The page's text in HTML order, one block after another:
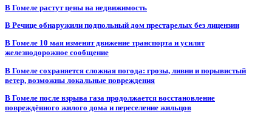
В Гомеле растут цены на недвижимость
В Речице обнаружили подпольный дом престарелых без лицензии
В Гомеле 10 мая изменят движение транспорта и усилят
железнодорожное сообщение
В Гомеле сохраняется сложная погода: грозы, ливни и порывистый
ветер, возможны локальные повреждения
В Гомеле после взрыва газа продолжается восстановление
повреждённого жилого дома и переселение жильцов